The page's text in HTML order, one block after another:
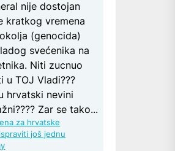
nije dostojan
kratkog vremena
(genocida)
svećenika na
Niti zucnuo
u TOJ Vladi???
hrvatski nevini
Zar se tako...
za hrvatske
još jednu